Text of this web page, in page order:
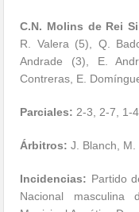
C.N. Molins de Rei
R. Valera (5), Q.
Andrade (3), E.
Contreras, E.
Parciales: 2-3, 2-7, 1-4
Árbitros: J. Blanch, M.
Incidencias: Partido
Nacional